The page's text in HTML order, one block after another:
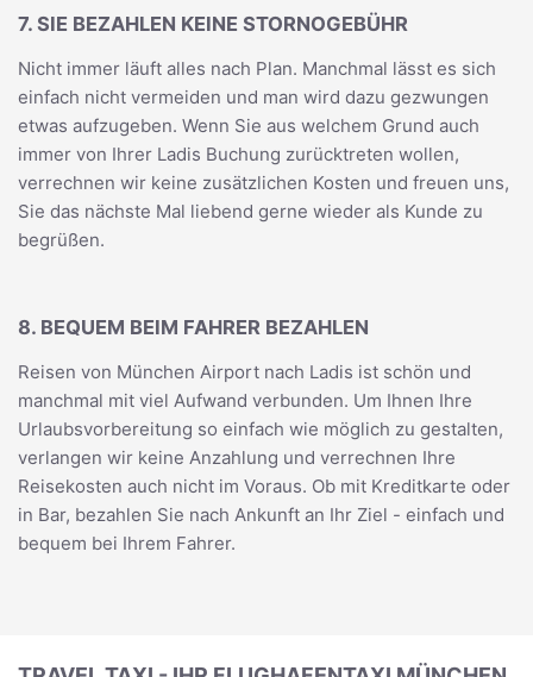
7. SIE BEZAHLEN KEINE STORNOGEBÜHR
Nicht immer läuft alles nach Plan. Manchmal lässt es sich
einfach nicht vermeiden und man wird dazu gezwungen
etwas aufzugeben. Wenn Sie aus welchem Grund auch
immer von Ihrer Ladis Buchung zurücktreten wollen,
verrechnen wir keine zusätzlichen Kosten und freuen uns,
Sie das nächste Mal liebend gerne wieder als Kunde zu
begrüßen.
8. BEQUEM BEIM FAHRER BEZAHLEN
Reisen von München Airport nach Ladis ist schön und
manchmal mit viel Aufwand verbunden. Um Ihnen Ihre
Urlaubsvorbereitung so einfach wie möglich zu gestalten,
verlangen wir keine Anzahlung und verrechnen Ihre
Reisekosten auch nicht im Voraus. Ob mit Kreditkarte oder
in Bar, bezahlen Sie nach Ankunft an Ihr Ziel - einfach und
bequem bei Ihrem Fahrer.